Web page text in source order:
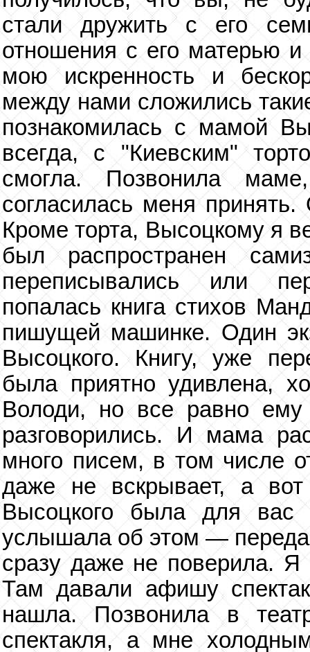
стали дружить с его
отношения с его матерью
мою искренность и
между нами сложились
познакомилась с мамой
всегда, с "Киевским"
смогла. Позвонила
согласилась меня
Кроме торта, Высоцкому я
был распространен
переписывались или
попалась книга стихов
пишущей машинке. Один
Высоцкого. Книгу, уже
была приятно удивлена,
Володи, но все равно
разговорились. И мама
много писем, в том числе
даже не вскрывает, а
Высоцкого была для
услышала об этом —
сразу даже не поверила. Я
Там давали афишу
нашла. Позвонила в
спектакля, а мне